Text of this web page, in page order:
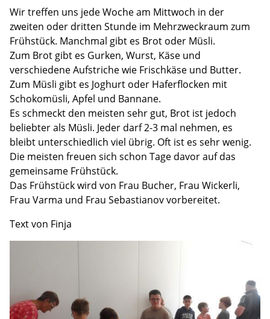
Eltern
Schulverpflegung
Förderverein
Archiv
Wir treffen uns jede Woche am Mittwoch in der
zweiten oder dritten Stunde im Mehrzweckraum zum
Frühstück. Manchmal gibt es Brot oder Müsli.
Zum Brot gibt es Gurken, Wurst, Käse und
verschiedene Aufstriche wie Frischkäse und Butter.
Zum Müsli gibt es Joghurt oder Haferflocken mit
Schokomüsli, Apfel und Bannane.
Es schmeckt den meisten sehr gut, Brot ist jedoch
beliebter als Müsli. Jeder darf 2-3 mal nehmen, es
bleibt unterschiedlich viel übrig. Oft ist es sehr wenig.
Die meisten freuen sich schon Tage davor auf das
gemeinsame Frühstück.
Das Frühstück wird von Frau Bucher, Frau Wickerli,
Frau Varma und Frau Sebastianov vorbereitet.
Text von Finja